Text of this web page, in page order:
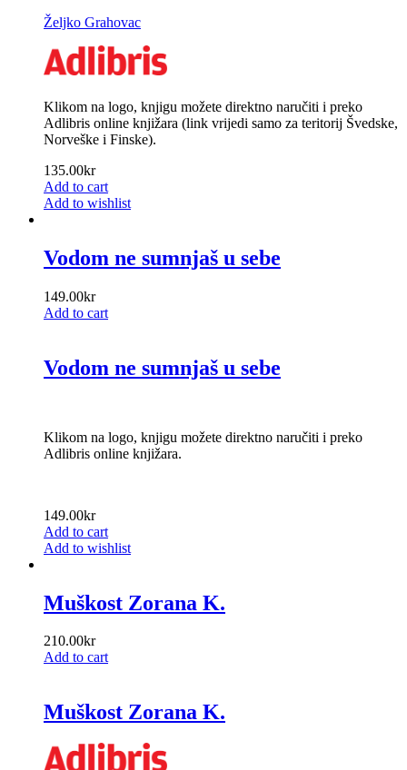
Željko Grahovac
Klikom na logo, knjigu možete direktno naručiti i preko
Adlibris online knjižara (link vrijedi samo za teritorij Švedske,
Norveške i Finske).
135.00kr
Add to cart
Add to wishlist
Vodom ne sumnjaš u sebe
149.00kr
Add to cart
Vodom ne sumnjaš u sebe
Klikom na logo, knjigu možete direktno naručiti i preko
Adlibris online knjižara.
149.00kr
Add to cart
Add to wishlist
Muškost Zorana K.
210.00kr
Add to cart
Muškost Zorana K.